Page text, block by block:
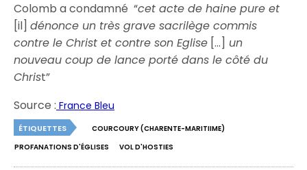
Colomb a condamné “cet acte de haine pure et
[il]dénonce un très grave sacrilège commis
contre le Christ et contre son Eglise […] un
nouveau coup de lance porté dans le côté du
Christ”
Source : France Bleu
ÉTIQUETTES
COURCOURY (CHARENTE-MARITIIME)
PROFANATIONS D'ÉGLISES
VOL D'HOSTIES